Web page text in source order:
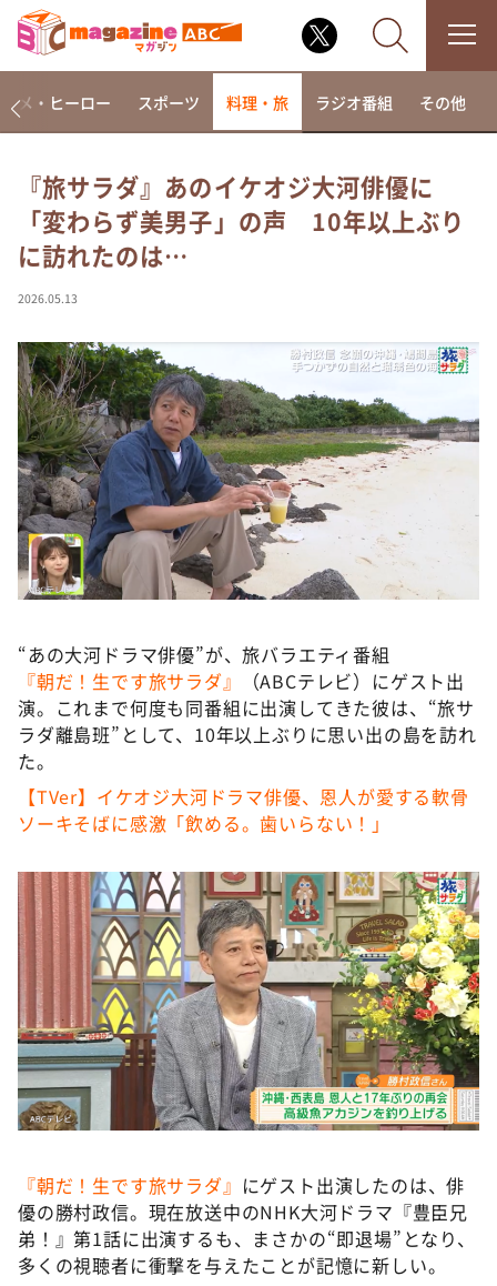
なるみ・岡村の過ぎるTV
相席食堂
これ余談なんですけど・・・
て真剣です
探偵！ナイトスクープ
news おかえり
河合＆A.B.C-Z塚田×福井アナ「なんでやねん！？」
（news おかえり）
DAIGOも台所 ～きょうの献立 何にする？～
本日はダイアンなり！シーズン２
朝だ！生です旅サラダ
ＬＩＦＥ～夢のカタチ～
新婚さんいらっしゃい！
ポツンと一軒家
ぺこぱのまるスポ
メ・ヒーロー スポーツ 料理・旅 ラジオ番組 その他
『旅サラダ』あのイケオジ大河俳優に
「変わらず美男子」の声 10年以上ぶり
に訪れたのは…
2026.05.13
“あの大河ドラマ俳優”が、旅バラエティ番組
『朝だ！生です旅サラダ』
（ABCテレビ）にゲスト出
演。これまで何度も同番組に出演してきた彼は、“旅サ
ラダ離島班”として、10年以上ぶりに思い出の島を訪れ
た。
【TVer】イケオジ大河ドラマ俳優、恩人が愛する軟骨
ソーキそばに感激「飲める。歯いらない！」
『朝だ！生です旅サラダ』 にゲスト出演したのは、俳
優の勝村政信。現在放送中のNHK大河ドラマ『豊臣兄
弟！』第1話に出演するも、まさかの“即退場”となり、
多くの視聴者に衝撃を与えたことが記憶に新しい。